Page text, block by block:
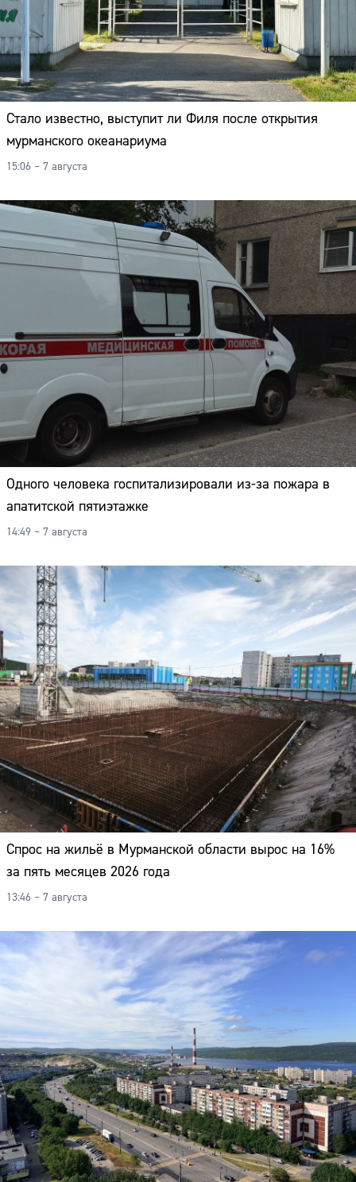
Стало известно, выступит ли Филя после открытия
мурманского океанариума
15:06 – 7 августа
Одного человека госпитализировали из-за пожара в
апатитской пятиэтажке
14:49 – 7 августа
Спрос на жильё в Мурманской области вырос на 16%
за пять месяцев 2026 года
13:46 – 7 августа
Сайт: